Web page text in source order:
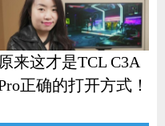
原来这才是TCL C3A
正确的打开方式！